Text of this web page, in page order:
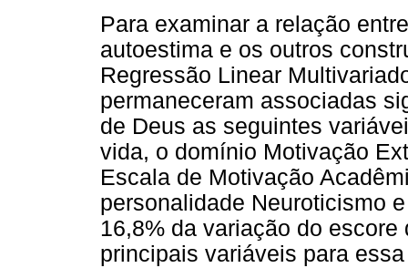
Para examinar a relação
autoestima e os outros
Regressão Linear
permaneceram associadas
de Deus as seguintes
vida, o domínio Motivação
Escala de Motivação
personalidade Neuroticismo
16,8% da variação do
principais variáveis para